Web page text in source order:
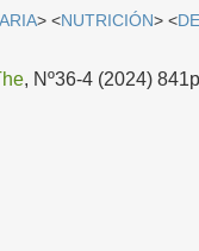
> <NUTRICIÓN> <
, Nº36-4 (2024)